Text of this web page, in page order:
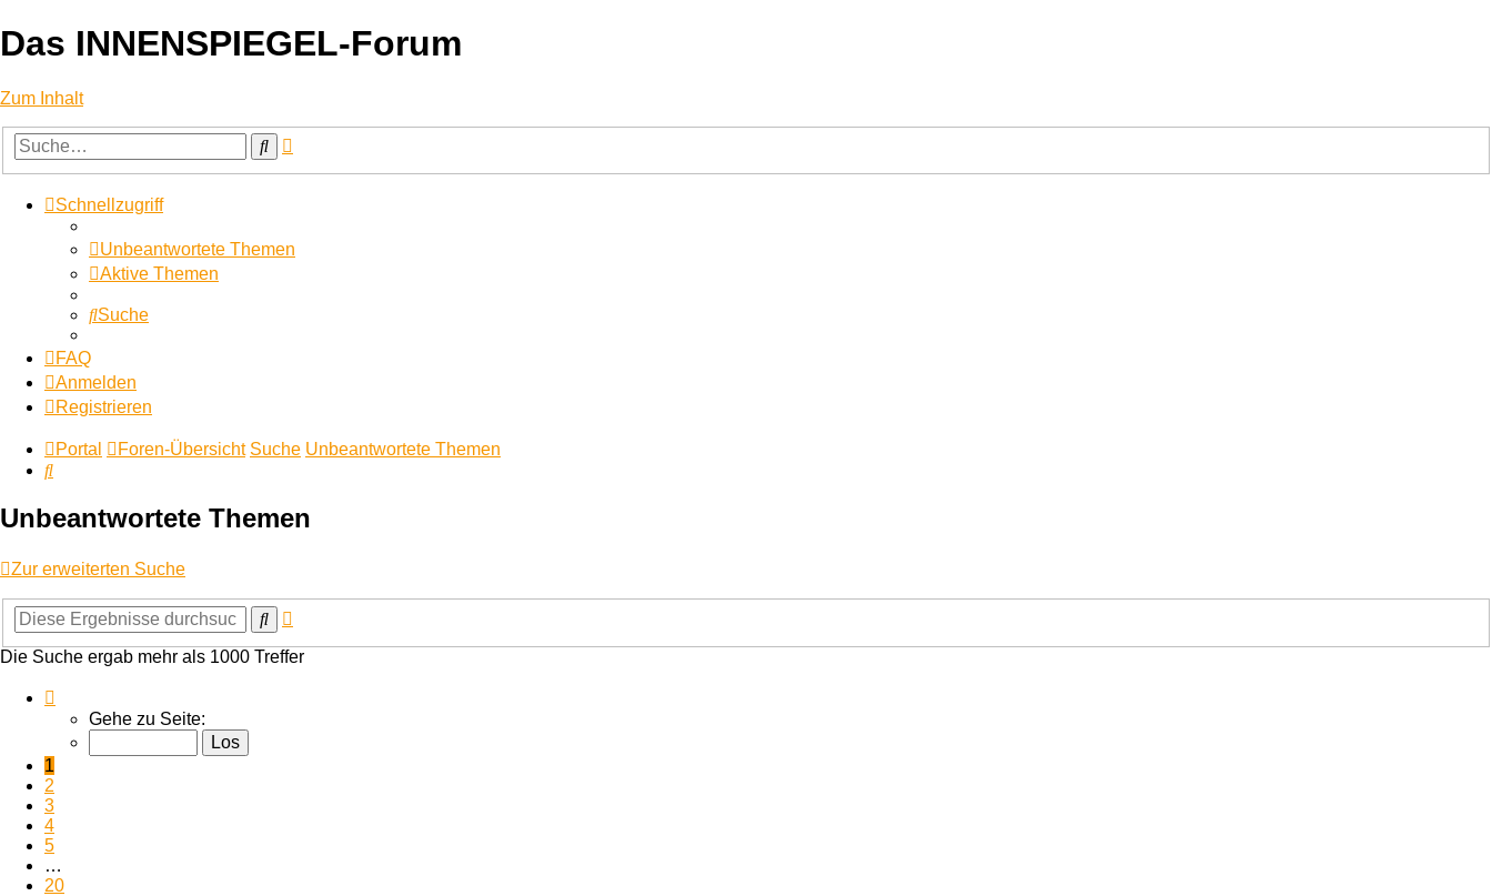
Das INNENSPIEGEL-Forum
Zum Inhalt
Suche
Schnellzugriff
Unbeantwortete Themen
Aktive Themen
Suche
FAQ
Anmelden
Registrieren
Portal Foren-Übersicht Suche Unbeantwortete Themen
Suche
Unbeantwortete Themen
Zur erweiterten Suche
Suche
Die Suche ergab mehr als 1000 Treffer
20
Gehe zu Seite:
1
2
3
4
5
…
20